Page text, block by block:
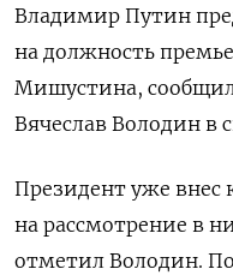
Владимир Путин
на должность
Мишустина, сообщил
Вячеслав Володин в
Президент уже
на рассмотрение в
отметил Володин.